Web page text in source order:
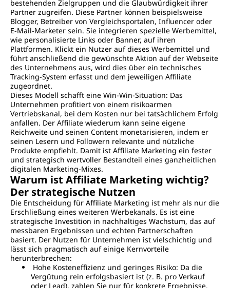
bestehenden Zielgruppen und die Glaubwürdigkeit ihrer
Partner zugreifen. Diese Partner können beispielsweise
Blogger, Betreiber von Vergleichsportalen, Influencer oder
E-Mail-Marketer sein. Sie integrieren spezielle Werbemittel,
wie personalisierte Links oder Banner, auf ihren
Plattformen. Klickt ein Nutzer auf dieses Werbemittel und
führt anschließend die gewünschte Aktion auf der Webseite
des Unternehmens aus, wird dies über ein technisches
Tracking-System erfasst und dem jeweiligen Affiliate
zugeordnet.
Dieses Modell schafft eine Win-Win-Situation: Das
Unternehmen profitiert von einem risikoarmen
Vertriebskanal, bei dem Kosten nur bei tatsächlichem Erfolg
anfallen. Der Affiliate wiederum kann seine eigene
Reichweite und seinen Content monetarisieren, indem er
seinen Lesern und Followern relevante und nützliche
Produkte empfiehlt. Damit ist Affiliate Marketing ein fester
und strategisch wertvoller Bestandteil eines ganzheitlichen
digitalen Marketing-Mixes.
Warum ist Affiliate Marketing wichtig?
Der strategische Nutzen
Die Entscheidung für Affiliate Marketing ist mehr als nur die
Erschließung eines weiteren Werbekanals. Es ist eine
strategische Investition in nachhaltiges Wachstum, das auf
messbaren Ergebnissen und echten Partnerschaften
basiert. Der Nutzen für Unternehmen ist vielschichtig und
lässt sich pragmatisch auf einige Kernvorteile
herunterbrechen:
Hohe Kosteneffizienz und geringes Risiko: Da die
Vergütung rein erfolgsbasiert ist (z. B. pro Verkauf
oder Lead), zahlen Sie nur für konkrete Ergebnisse.